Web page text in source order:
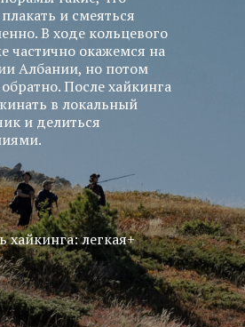
и смеяться
В ходе кольцевого
частично окажемся на
Албании, но потом
После хайкинга
в локальный
и делиться
хайкинга: легкая+